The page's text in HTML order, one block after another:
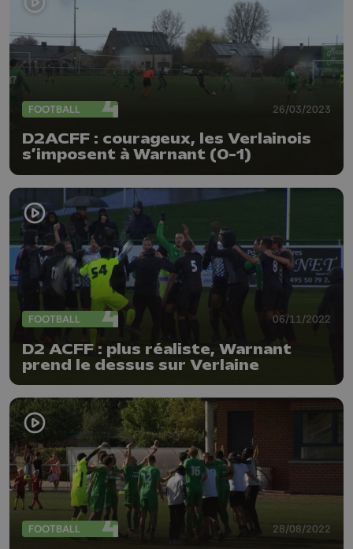
FOOTBALL 26/03/2023
D2ACFF : courageux, les Verlainois
s’imposent à Warnant (0-1)
FOOTBALL 06/11/2022
D2 ACFF : plus réaliste, Warnant
prend le dessus sur Verlaine
FOOTBALL 28/08/2022